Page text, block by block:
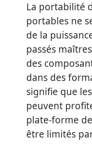
La portabilité
portables ne
de la
passés
des
dans des
signifie que
peuvent
plate-forme
être limités